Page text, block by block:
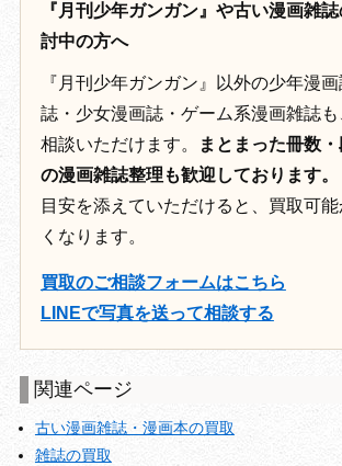
『月刊少年ガンガン』や古い漫画雑
討中の方へ
『月刊少年ガンガン』以外の少年漫
誌・少女漫画誌・ゲーム系漫画雑誌
相談いただけます。
まとまった冊数
の漫画雑誌整理も歓迎しております。
目安を添えていただけると、買取可
くなります。
買取のご相談フォームはこちら
LINEで写真を送って相談する
関連ページ
古い漫画雑誌・漫画本の買取
雑誌の買取